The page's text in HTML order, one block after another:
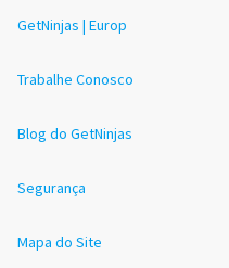
GetNinjas | Europ
Trabalhe Conosco
Blog do GetNinjas
Segurança
Mapa do Site